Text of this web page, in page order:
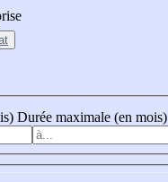
Durée maximale (en mois)